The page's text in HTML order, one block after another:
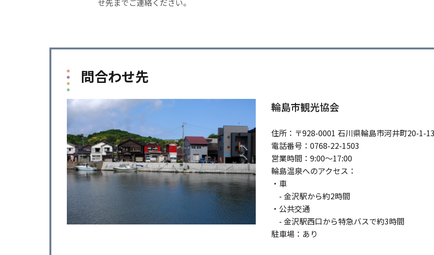
問合わせ先
輪島市観光協会
住所：〒928-0001 石川県輪島市河井町20-1-
電話番号：0768-22-1503
営業時間：9:00～17:00
輪島温泉へのアクセス：
・車
- 金沢駅から約2時間
・公共交通
- 金沢駅西口から特急バスで約3時間
駐車場：あり